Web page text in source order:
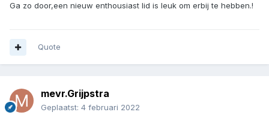
Ga zo door,een nieuw enthousiast lid is leuk om erbij te hebben.!
Quote
mevr.Grijpstra
Geplaatst: 4 februari 2022